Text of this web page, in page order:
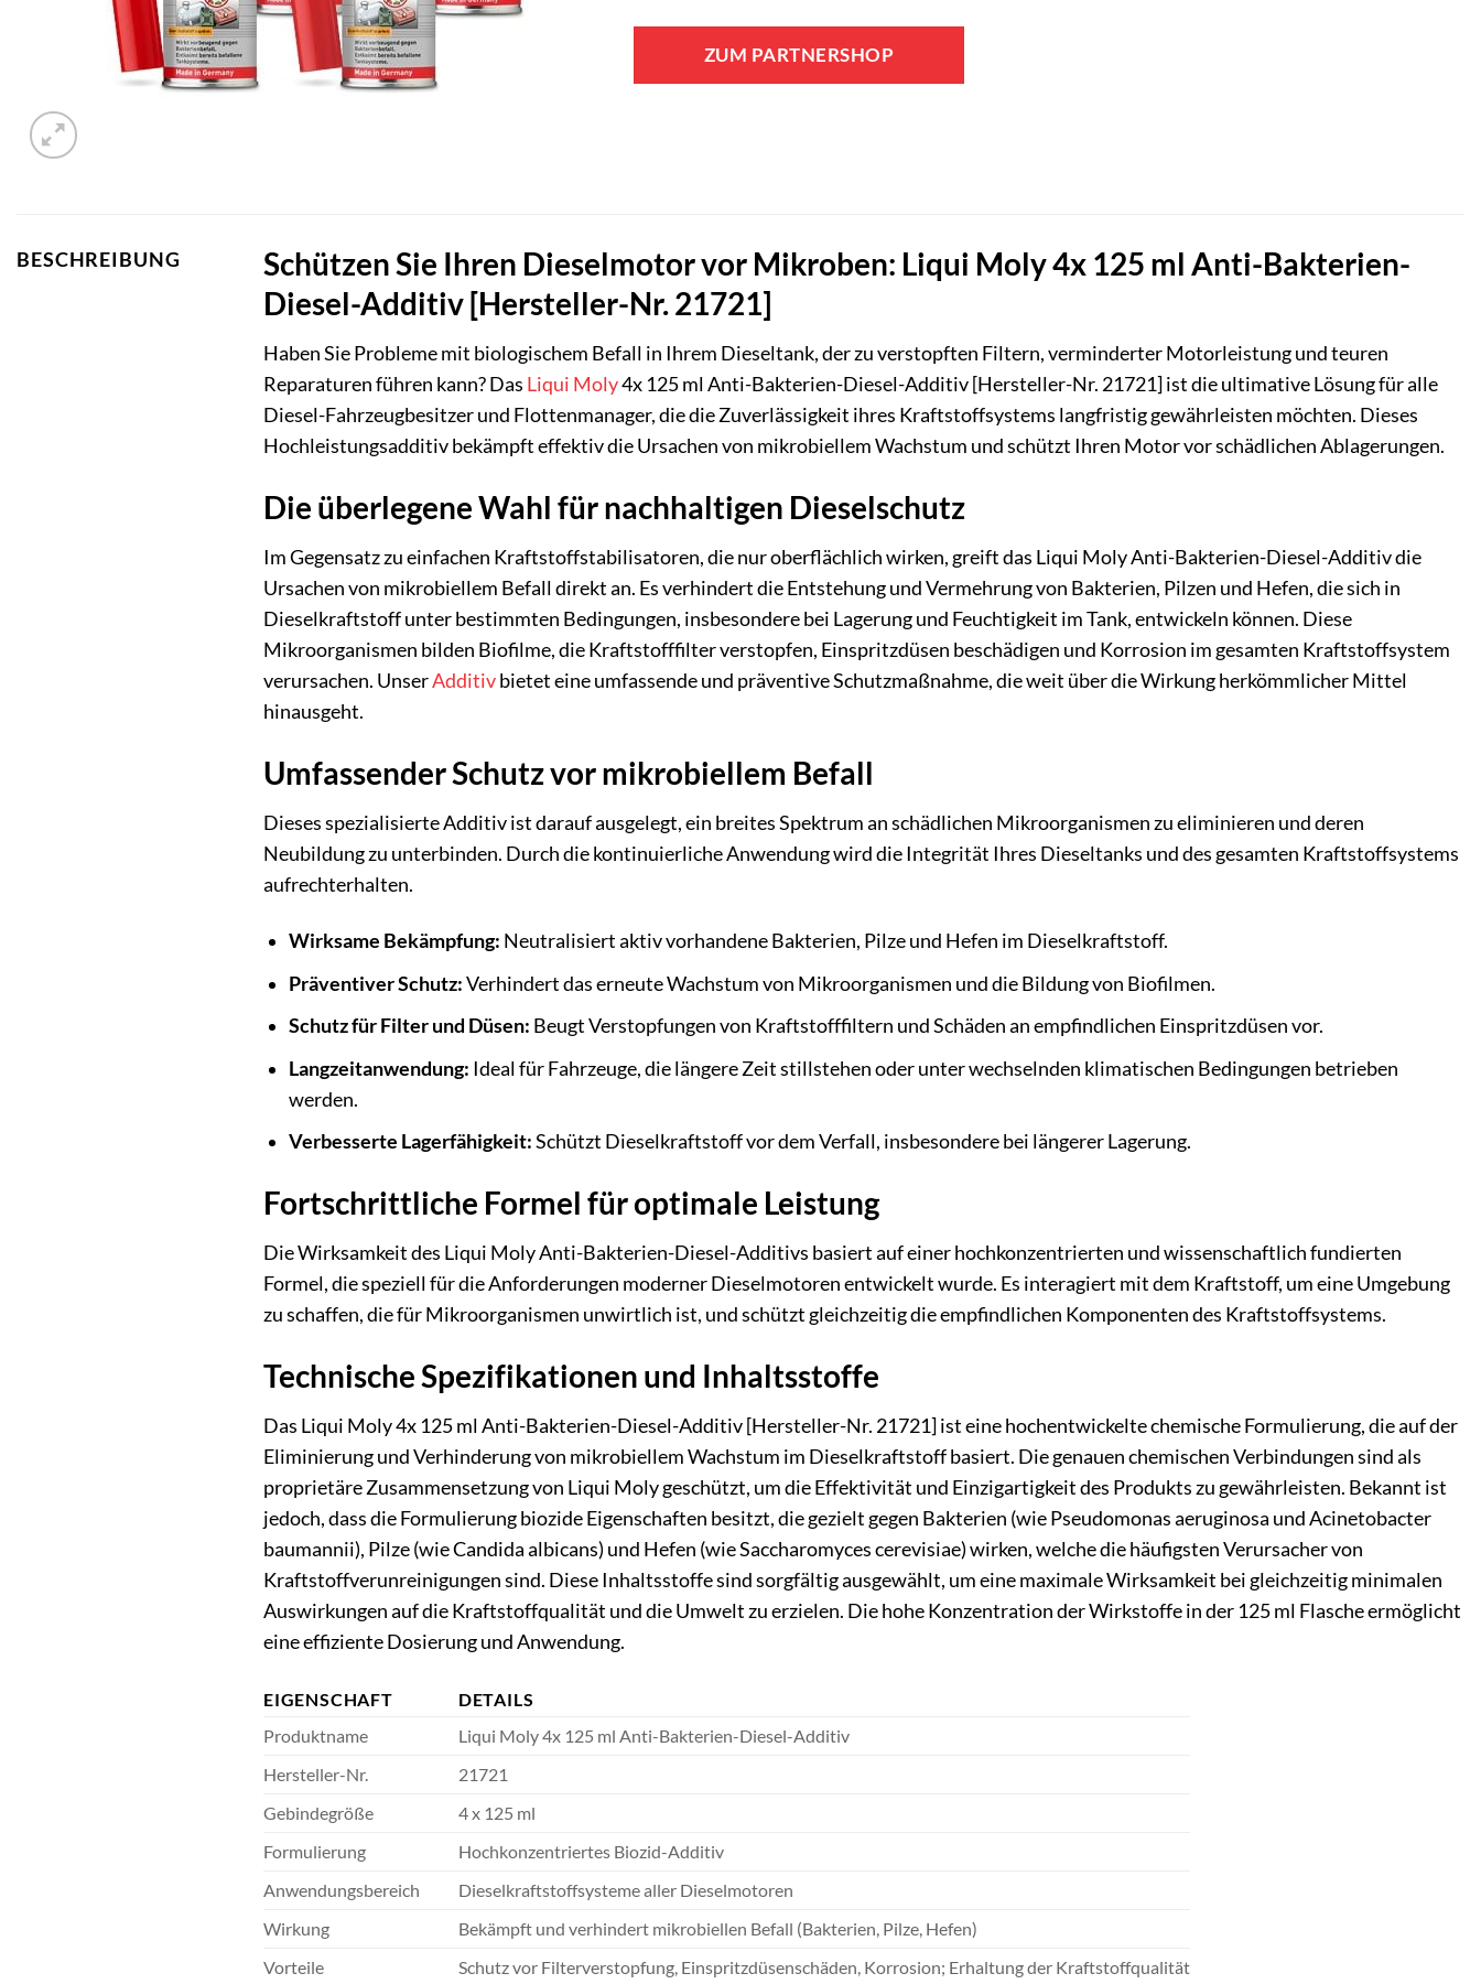
ZUM PARTNERSHOP
BESCHREIBUNG
Schützen Sie Ihren Dieselmotor vor Mikroben: Liqui Moly 4x 125 ml Anti-Bakterien-
Diesel-Additiv [Hersteller-Nr. 21721]
Haben Sie Probleme mit biologischem Befall in Ihrem Dieseltank, der zu verstopften Filtern, verminderter Motorleistung und teuren
Reparaturen führen kann? Das Liqui Moly4x 125 ml Anti-Bakterien-Diesel-Additiv [Hersteller-Nr. 21721] ist die ultimative Lösung für alle
Diesel-Fahrzeugbesitzer und Flottenmanager, die die Zuverlässigkeit ihres Kraftstoffsystems langfristig gewährleisten möchten. Dieses
Hochleistungsadditiv bekämpft effektiv die Ursachen von mikrobiellem Wachstum und schützt Ihren Motor vor schädlichen Ablagerungen.
Die überlegene Wahl für nachhaltigen Dieselschutz
Im Gegensatz zu einfachen Kraftstoffstabilisatoren, die nur oberflächlich wirken, greift das Liqui Moly Anti-Bakterien-Diesel-Additiv die
Ursachen von mikrobiellem Befall direkt an. Es verhindert die Entstehung und Vermehrung von Bakterien, Pilzen und Hefen, die sich in
Dieselkraftstoff unter bestimmten Bedingungen, insbesondere bei Lagerung und Feuchtigkeit im Tank, entwickeln können. Diese
Mikroorganismen bilden Biofilme, die Kraftstofffilter verstopfen, Einspritzdüsen beschädigen und Korrosion im gesamten Kraftstoffsystem
verursachen. UnserAdditivbietet eine umfassende und präventive Schutzmaßnahme, die weit über die Wirkung herkömmlicher Mittel
hinausgeht.
Umfassender Schutz vor mikrobiellem Befall
Dieses spezialisierte Additiv ist darauf ausgelegt, ein breites Spektrum an schädlichen Mikroorganismen zu eliminieren und deren
Neubildung zu unterbinden. Durch die kontinuierliche Anwendung wird die Integrität Ihres Dieseltanks und des gesamten Kraftstoffsystems
aufrechterhalten.
Wirksame Bekämpfung: Neutralisiert aktiv vorhandene Bakterien, Pilze und Hefen im Dieselkraftstoff.
Präventiver Schutz:Verhindert das erneute Wachstum von Mikroorganismen und die Bildung von Biofilmen.
Schutz für Filter und Düsen: Beugt Verstopfungen von Kraftstofffiltern und Schäden an empfindlichen Einspritzdüsen vor.
Langzeitanwendung: Ideal für Fahrzeuge, die längere Zeit stillstehen oder unter wechselnden klimatischen Bedingungen betrieben
werden.
Verbesserte Lagerfähigkeit:Schützt Dieselkraftstoff vor dem Verfall, insbesondere bei längerer Lagerung.
Fortschrittliche Formel für optimale Leistung
Die Wirksamkeit des Liqui Moly Anti-Bakterien-Diesel-Additivs basiert auf einer hochkonzentrierten und wissenschaftlich fundierten
Formel, die speziell für die Anforderungen moderner Dieselmotoren entwickelt wurde. Es interagiert mit dem Kraftstoff, um eine Umgebung
zu schaffen, die für Mikroorganismen unwirtlich ist, und schützt gleichzeitig die empfindlichen Komponenten des Kraftstoffsystems.
Technische Spezifikationen und Inhaltsstoffe
Das Liqui Moly 4x 125 ml Anti-Bakterien-Diesel-Additiv [Hersteller-Nr. 21721] ist eine hochentwickelte chemische Formulierung, die auf der
Eliminierung und Verhinderung von mikrobiellem Wachstum im Dieselkraftstoff basiert. Die genauen chemischen Verbindungen sind als
proprietäre Zusammensetzung von Liqui Moly geschützt, um die Effektivität und Einzigartigkeit des Produkts zu gewährleisten. Bekannt ist
jedoch, dass die Formulierung biozide Eigenschaften besitzt, die gezielt gegen Bakterien (wie Pseudomonas aeruginosa und Acinetobacter
baumannii), Pilze (wie Candida albicans) und Hefen (wie Saccharomyces cerevisiae) wirken, welche die häufigsten Verursacher von
Kraftstoffverunreinigungen sind. Diese Inhaltsstoffe sind sorgfältig ausgewählt, um eine maximale Wirksamkeit bei gleichzeitig minimalen
Auswirkungen auf die Kraftstoffqualität und die Umwelt zu erzielen. Die hohe Konzentration der Wirkstoffe in der 125 ml Flasche ermöglicht
eine effiziente Dosierung und Anwendung.
EIGENSCHAFT
DETAILS
Produktname
Liqui Moly 4x 125 ml Anti-Bakterien-Diesel-Additiv
Hersteller-Nr.
21721
Gebindegröße
4 x 125 ml
Formulierung
Hochkonzentriertes Biozid-Additiv
Anwendungsbereich
Dieselkraftstoffsysteme aller Dieselmotoren
Wirkung
Bekämpft und verhindert mikrobiellen Befall (Bakterien, Pilze, Hefen)
Vorteile
Schutz vor Filterverstopfung, Einspritzdüsenschäden, Korrosion; Erhaltung der Kraftstoffqualität